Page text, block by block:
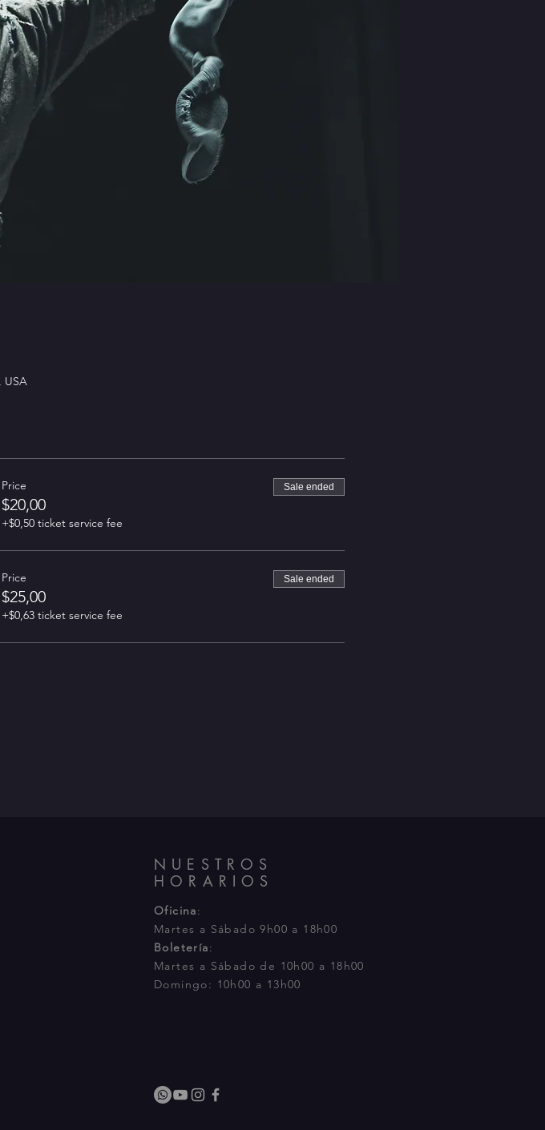
USA
Price
$20,00
+$0,50 ticket service fee
Sale ended
Price
$25,00
+$0,63 ticket service fee
Sale ended
NUESTROS
HORARIOS
Oficina:
Martes a Sábado 9h00 a 18h00
Boletería:
Martes a Sábado de 10h00 a 18h00
Domingo: 10h00 a 13h00